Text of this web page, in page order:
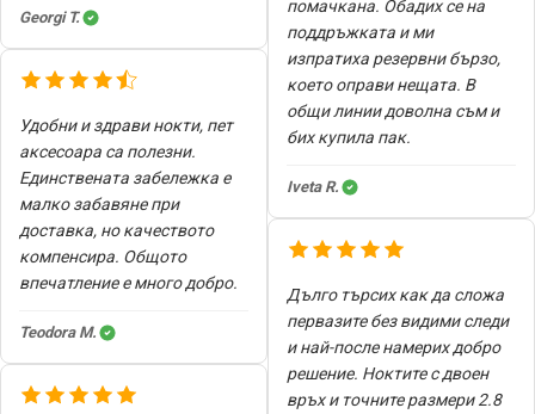
Georgi T.
Удобни и здрави нокти, пет
аксесоара са полезни.
Единствената забележка е
малко забавяне при
доставка, но качеството
компенсира. Общото
впечатление е много добро.
Teodora M.
помачкана. Обадих се на
поддръжката и ми
изпратиха резервни бързо,
което оправи нещата. В
общи линии доволна съм и
бих купила пак.
Iveta R.
Дълго търсих как да сложа
первазите без видими следи
и най-после намерих добро
решение. Ноктите с двоен
връх и точните размери 2.8